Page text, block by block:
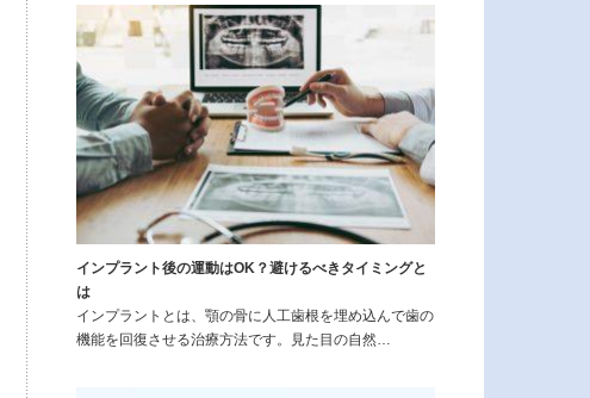
インプラント後の運動はOK？避けるべきタイミングと
は
インプラントとは、顎の骨に人工歯根を埋め込んで歯の
機能を回復させる治療方法です。見た目の自然…